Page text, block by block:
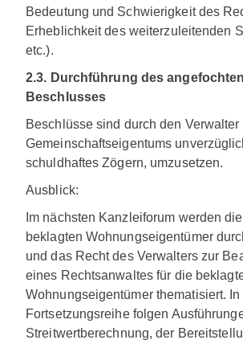
Bedeutung und Schwierigkeit des
Erheblichkeit des weiterzuleitenden
etc.).
2.3. Durchführung des
Beschlusses
Beschlüsse sind durch den Verwalter
Gemeinschaftseigentums
schuldhaftes Zögern, umzusetzen.
Ausblick:
Im nächsten Kanzleiforum werden
beklagten Wohnungseigentümer
und das Recht des Verwalters zur
eines Rechtsanwaltes für die
Wohnungseigentümer thematisiert. In
Fortsetzungsreihe folgen
Streitwertberechnung, der